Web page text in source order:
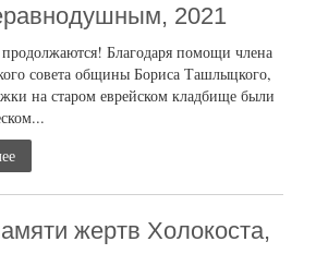
2021
Благодаря помощи члена
совета общины Бориса Ташлыцкого,
на старом еврейском кладбище были
жертв Холокоста,